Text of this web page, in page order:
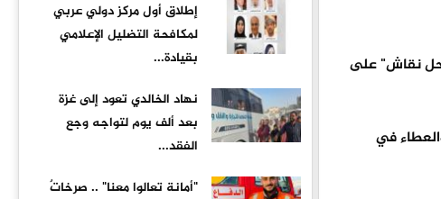
نقاش" على
في
إطلاق أول مركز دولي عربي
لمكافحة التضليل الإعلامي
بقيادة...
نهاد الخالدي تعود إلى غزة
بعد ألف يوم لتواجه وجع
الفقد...
"أمانة تعالوا معنا" .. صرخاتٌ